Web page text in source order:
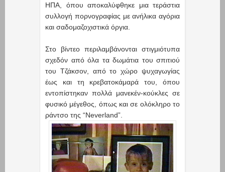
ΗΠΑ, όπου αποκαλύφθηκε μια τεράστια
συλλογή πορνογραφίας με ανήλικα αγόρια
και σαδομαζοχιστικά όργια.
Στο βίντεο περιλαμβάνονται στιγμιότυπα
σχεδόν από όλα τα δωμάτια του σπιτιού
του Τζάκσον, από το χώρο ψυχαγωγίας
έως και τη κρεβατοκάμαρά του, όπου
εντοπίστηκαν πολλά μανεκέν-κούκλες σε
φυσικό μέγεθος, όπως και σε ολόκληρο το
ράντσο της “Neverland”.